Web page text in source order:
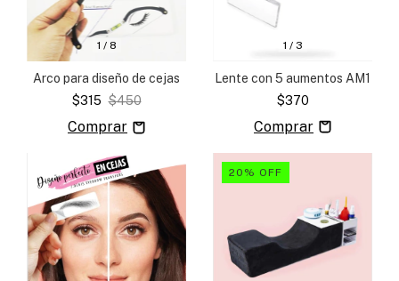
1 / 8
Arco para diseño de cejas
$315 $450
1 / 3
Lente con 5 aumentos AM1
$370
20 % OFF